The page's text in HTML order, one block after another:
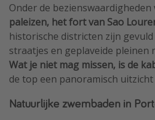
Onder de bezienswaardigheden
paleizen, het fort van Sao
historische districten zijn
straatjes en geplaveide pleinen
Wat je niet mag missen, is de
de top een panoramisch
Natuurlijke zwembaden in